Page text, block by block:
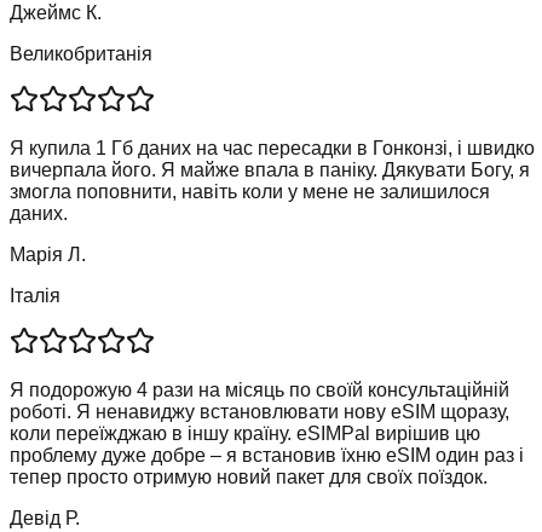
Джеймс К.
Великобританія
Я купила 1 Гб даних на час пересадки в Гонконзі, і швидко
вичерпала його. Я майже впала в паніку. Дякувати Богу, я
змогла поповнити, навіть коли у мене не залишилося
даних.
Марія Л.
Італія
Я подорожую 4 рази на місяць по своїй консультаційній
роботі. Я ненавиджу встановлювати нову eSIM щоразу,
коли переїжджаю в іншу країну. eSIMPal вирішив цю
проблему дуже добре – я встановив їхню eSIM один раз і
тепер просто отримую новий пакет для своїх поїздок.
Девід Р.